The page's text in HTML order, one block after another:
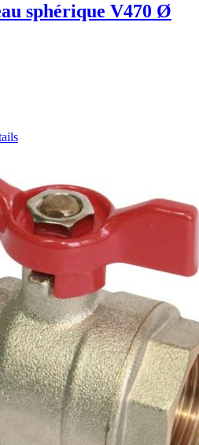
sphérique V470 Ø